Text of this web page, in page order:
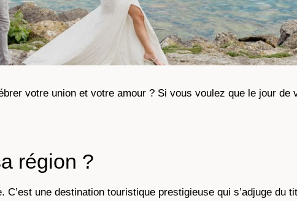
votre union et votre amour ? Si vous voulez que le jour de
région ?
une destination touristique prestigieuse qui s’adjuge du